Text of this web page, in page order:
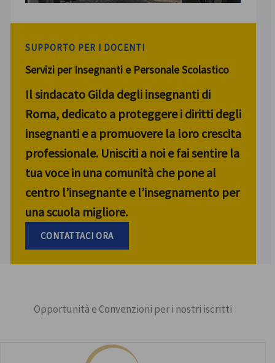
SUPPORTO PER I DOCENTI
Servizi per Insegnanti e Personale Scolastico
Il sindacato Gilda degli insegnanti di
Roma, dedicato a proteggere i diritti degli
insegnanti e a promuovere la loro crescita
professionale. Unisciti a noi e fai sentire la
tua voce in una comunità che pone al
centro l’insegnante e l’insegnamento per
una scuola migliore.
CONTATTACI ORA
Opportunità e Convenzioni per i nostri iscritti